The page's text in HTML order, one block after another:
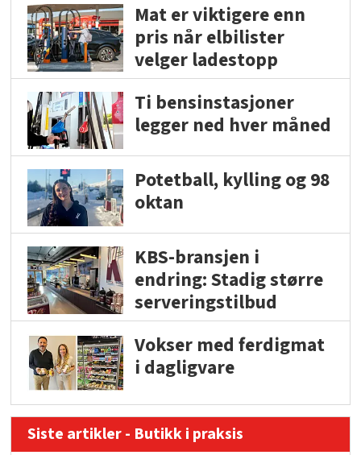
Mat er viktigere enn
pris når elbilister
velger ladestopp
Ti bensinstasjoner
legger ned hver måned
Potetball, kylling og 98
oktan
KBS-bransjen i
endring: Stadig større
serveringstilbud
Vokser med ferdigmat
i dagligvare
Siste artikler - Butikk i praksis